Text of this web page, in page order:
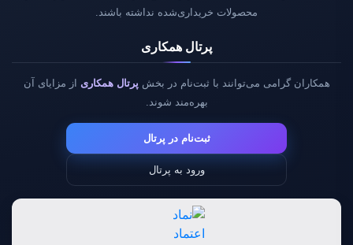
محصولات خریداری‌شده نداشته باشند.
پرتال همکاری
همکاران گرامی می‌توانند با ثبت‌نام در بخش پرتال همکاری از مزایای آن
بهره‌مند شوند.
ثبت‌نام در پرتال
ورود به پرتال